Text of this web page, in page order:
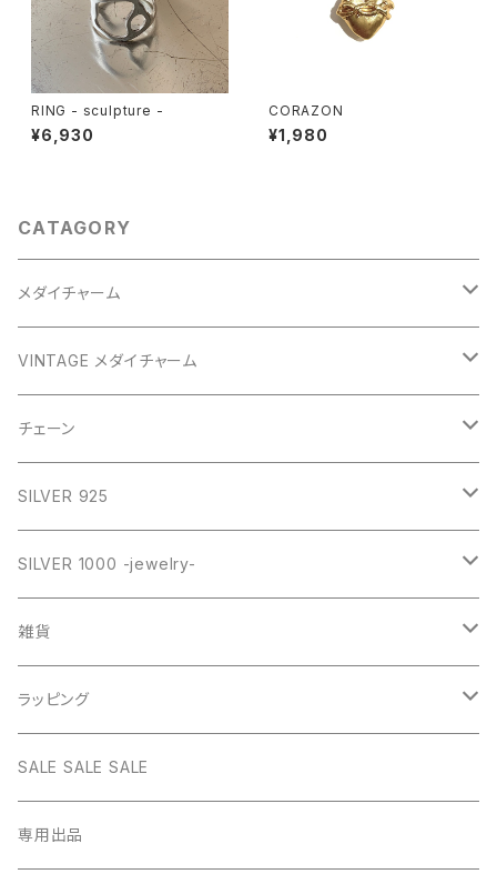
RING - sculpture -
¥6,930
CORAZON
¥1,980
CATAGORY
メダイチャーム
GOLD
GOLD
SILVER
PICTURE
RED
SILVER
GOLD
SILVER
PICTURE
VINTAGE
STAINLESS
VINTAGE メダイチャーム
CROSS
HEART
RING
チェーン
ネックレス
ネックレス SILVER925
ネックレス GOLD
SILVER 925
RING collection
daily
star
BANGLE
CHOKER
EARRING
SILVER 1000 -jewelry-
オリジナルチャーム
チェーン
雑貨
インテリア
MEXICAN CROSS
オリジナルポーチ
Pouch S
ナップサック
ラッピング
ネックレスギフトBOX
ラッピング
SALE SALE SALE
専用出品